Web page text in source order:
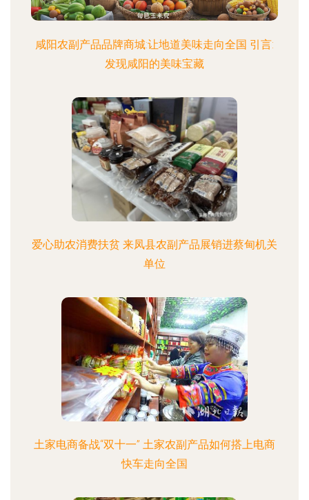
咸阳农副产品品牌商城:让地道美味走向全国 引言:
发现咸阳的美味宝藏
爱心助农消费扶贫 来凤县农副产品展销进蔡甸机关
单位
土家电商备战“双十一” 土家农副产品如何搭上电商
快车走向全国